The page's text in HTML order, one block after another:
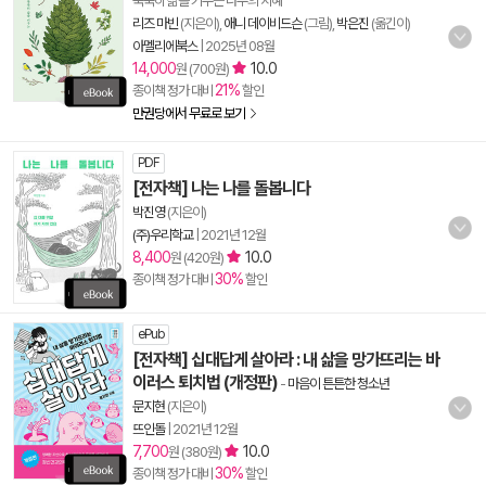
리즈 마빈 (지은이), 애니 데이비드슨(그림), 박은진 (옮긴이)
아멜리에북스| 2025년 08월
14,000원 (700원) 10.0
종이책 정가 대비 21%할인
만권당에서 무료로 보기
PDF
[전자책] 나는 나를 돌봅니다
박진영(지은이)
(주)우리학교| 2021년 12월
8,400원 (420원) 10.0
종이책 정가 대비 30%할인
ePub
[전자책] 십대답게 살아라 : 내 삶을 망가뜨리는 바
이러스 퇴치법 (개정판) - 마음이 튼튼한 청소년
문지현 (지은이)
뜨인돌| 2021년 12월
7,700원 (380원) 10.0
종이책 정가 대비 30%할인